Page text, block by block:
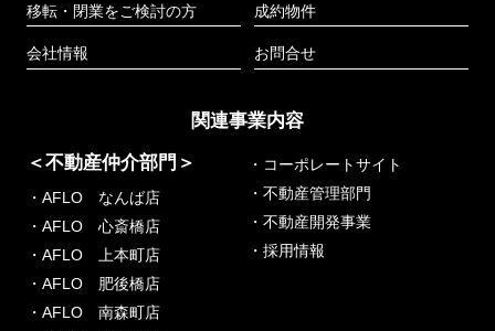
移転・閉業をご検討の方
会社情報
成約物件
お問合せ
関連事業内容
＜不動産仲介部門＞
・AFLO なんば店
・AFLO 心斎橋店
・AFLO 上本町店
・AFLO 肥後橋店
・AFLO 南森町店
・コーポレートサイト
・不動産管理部門
・不動産開発事業
・採用情報